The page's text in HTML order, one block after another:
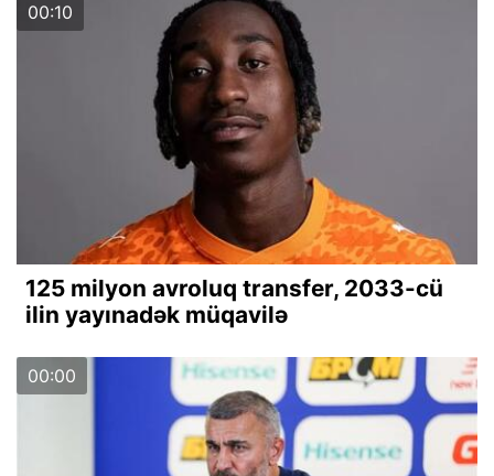
00:10
125 milyon avroluq transfer, 2033-cü
ilin yayınadək müqavilə
00:00